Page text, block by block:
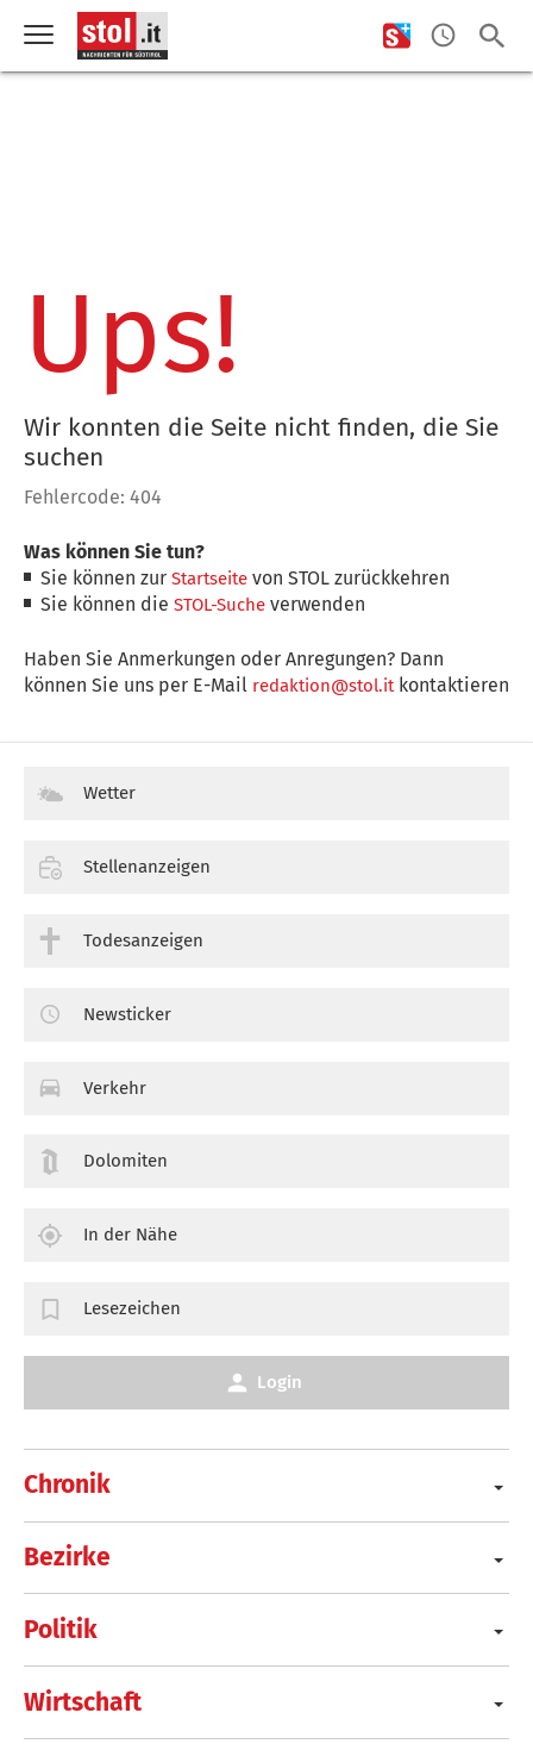
Ups!
Wir konnten die Seite nicht finden, die Sie
suchen
Fehlercode: 404
Was können Sie tun?
Sie können zurStartseite von STOL zurückkehren
Sie können dieSTOL-Suche verwenden
Haben Sie Anmerkungen oder Anregungen? Dann
können Sie uns per E-Mail redaktion@stol.itkontaktieren
Chronik
Bezirke
Politik
Wirtschaft
Wetter
Stellenanzeigen
Todesanzeigen
Newsticker
Verkehr
Dolomiten
In der Nähe
Lesezeichen
Login